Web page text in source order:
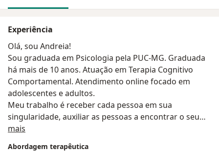
Experiência
Olá, sou Andreia!
Sou graduada em Psicologia pela PUC-MG. Graduada
há mais de 10 anos. Atuação em Terapia Cognitivo
Comportamental. Atendimento online focado em
adolescentes e adultos.
Meu trabalho é receber cada pessoa em sua
singularidade, auxiliar as pessoas a encontrar o seu
propósito, é o meu propósito.
É sobre solucionar conflitos e superar obstáculos.
mais
Abordagem terapêutica